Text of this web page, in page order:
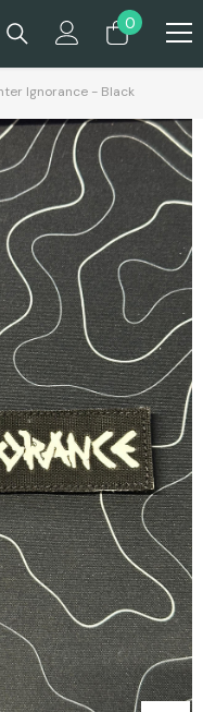
00
prodotti
Ignorance - Black